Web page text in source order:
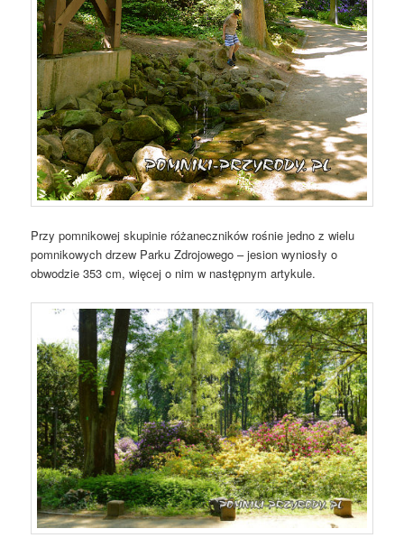
Przy pomnikowej skupinie różaneczników rośnie jedno z wielu
pomnikowych drzew Parku Zdrojowego – jesion wyniosły o
obwodzie 353 cm, więcej o nim w następnym artykule.